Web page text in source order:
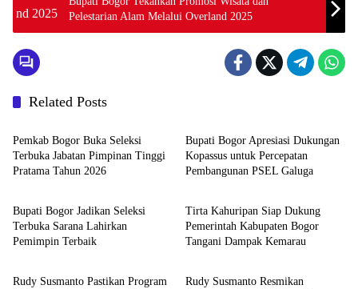
Pelestarian Alam Melalui Overland 2025
Related Posts
Bogor
Pemkab Bogor Buka Seleksi
Terbuka Jabatan Pimpinan Tinggi
Pratama Tahun 2026
Bupati Bogor Apresiasi Dukungan
Kopassus untuk Percepatan
Pembangunan PSEL Galuga
Bogor
Bupati Bogor Jadikan Seleksi
Terbuka Sarana Lahirkan
Pemimpin Terbaik
Bogor
Tirta Kahuripan Siap Dukung
Pemerintah Kabupaten Bogor
Tangani Dampak Kemarau
Bogor
Rudy Susmanto Pastikan Program
Bogor
Rudy Susmanto Resmikan